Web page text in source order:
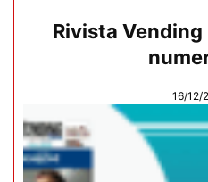
Rivista Vending
16/12/